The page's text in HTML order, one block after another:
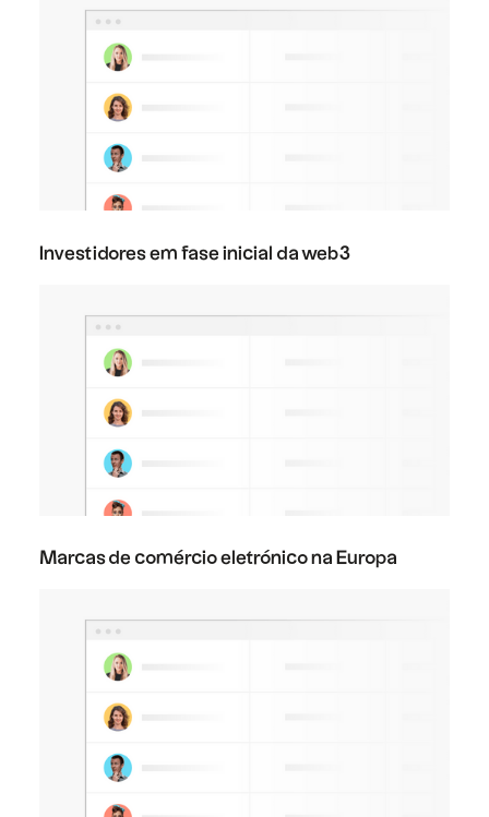
Investidores em fase inicial da web3
Marcas de comércio eletrónico na Europa